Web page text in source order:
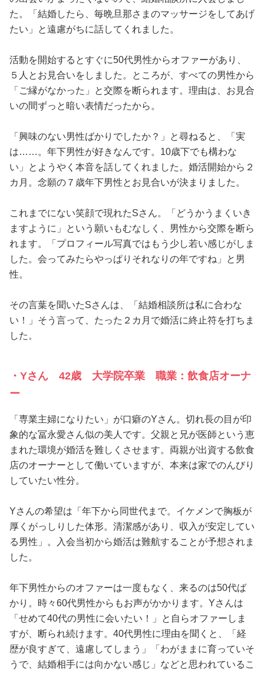
た。「結婚したら、毎晩旦那さまのマッサージをしてあげ
たい」と遠慮がちに話してくれました。
活動を開始するとすぐに50代男性からオファーがあり、
５人とお見合いをしました。ところが、すべての男性から
「ご縁がなかった」と交際を断られます。理由は、お見合
いの間ずっと暗い表情だったから。
「興味のない男性ばかりでしたか？」と尋ねると、「実
は……。年下男性が好きなんです。10歳下でも構わな
い」とようやく本音を話してくれました。婚活開始から２
カ月。念願の７歳年下男性とお見合いが決まりました。
これまでにない笑顔で現れたSさん。「どうかうまくいき
ますように」という願いもむなしく、男性から交際を断ら
れます。「プロフィール写真ではもう少し若い感じがしま
した。会ってみたらやっぱりそれなりの年ですね」と男
性。
その言葉を聞いたSさんは、「結婚相談所は私に合わな
い！」そう言って、たった２カ月で婚活に終止符を打ちま
した。
・Yさん 42歳 大学院卒業 職業：飲食店オーナ
ー
「専業主婦になりたい」が口癖のYさん。切れ長の目が印
象的な冨永愛さん似の美人です。父親と兄が医師という恵
まれた環境が婚活を難しくさせます。両親が出資する飲食
店のオーナーとして働いていますが、本来は家でのんびり
していたい性分。
Yさんの希望は「年下から同世代まで。イケメンで胸板が
厚くがっしりした体形。清潔感があり、収入が安定してい
る男性」。入会当初から婚活は難航することが予想されま
した。
年下男性からのオファーは一度もなく、来るのは50代ば
かり。時々60代男性からもお声がかかります。Yさんは
「せめて40代の男性に会いたい！」と自らオファーしま
すが、断られ続けます。40代男性に理由を聞くと、「経
歴が良すぎて、遠慮してしまう」「わがままに育っていそ
うで、結婚相手には向かない感じ」などと思われているこ